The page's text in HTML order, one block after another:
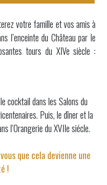
votre famille et vos amis à
l’enceinte du Château par le
tours du XIVe siècle :
cocktail dans les Salons du
Puis, le dîner et la
l’Orangerie du XVIIe siécle.
que cela devienne une
!